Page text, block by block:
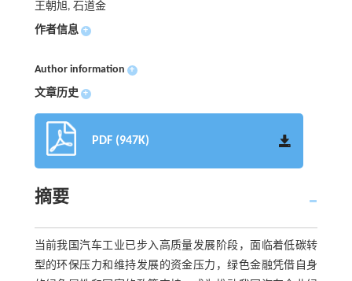
王朝旭, 石道金
作者信息 +
Author information +
文章历史 +
PDF (947K)
摘要
当前我国汽车工业已步入高质量发展阶段，面临着低碳转
型的环保压力和维持发展的资金压力，绿色金融凭借自身